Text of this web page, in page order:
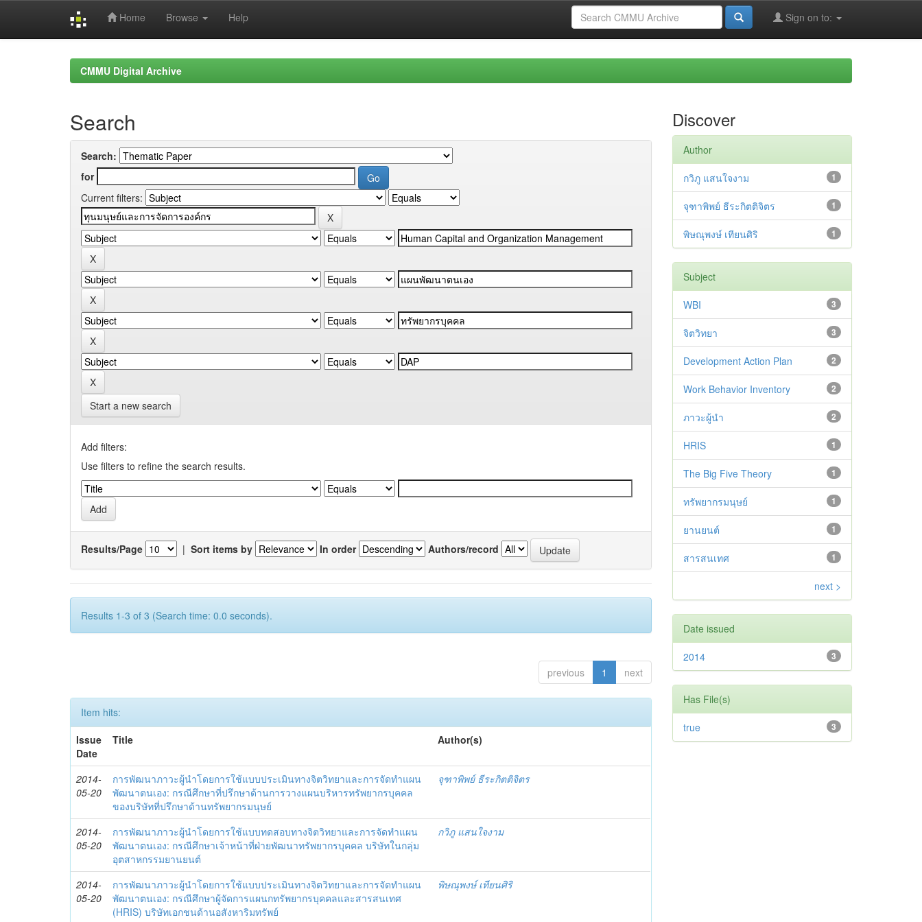
Home Browse Help Sign on to:
CMMU Digital Archive
Search
Search:
for
Current filters:
Start a new search
Add filters:
Use filters to refine the search results.
Results/Page | Sort items by In order Authors/record
Results 1-3 of 3 (Search time: 0.0 seconds).
previous 1 next
Item hits:
Issue
Date
Title Author(s)
2014-
05-20
การพัฒนาภาวะผู้นำโดยการใช้แบบประเมินทางจิตวิทยาและการจัดทำแผน
พัฒนาตนเอง: กรณีศึกษาที่ปรึกษาด้านการวางแผนบริหารทรัพยากรบุคคล
ของบริษัทที่ปรึกษาด้านทรัพยากรมนุษย์
จุฑาพิพย์ ธีระกิตติจิตร
2014-
05-20
การพัฒนาภาวะผู้นำโดยการใช้แบบทดสอบทางจิตวิทยาและการจัดทำแผน
พัฒนาตนเอง: กรณีศึกษาเจ้าหน้าที่ฝ่ายพัฒนาทรัพยากรบุคคล บริษัทในกลุ่ม
อุตสาหกรรมยานยนต์
กวิภู แสนใจงาม
2014-
05-20
การพัฒนาภาวะผู้นำโดยการใช้แบบประเมินทางจิตวิทยาและการจัดทำแผน
พัฒนาตนเอง: กรณีศึกษาผู้จัดการแผนกทรัพยากรบุคคลและสารสนเทศ
(HRIS) บริษัทเอกชนด้านอสังหาริมทรัพย์
พิษณุพงษ์ เทียนศิริ
Discover
Author
1
กวิภู แสนใจงาม
1
จุฑาพิพย์ ธีระกิตติจิตร
1
พิษณุพงษ์ เทียนศิริ
Subject
3
WBI
3
จิตวิทยา
2
Development Action Plan
2
Work Behavior Inventory
2
ภาวะผู้นำ
1
HRIS
1
The Big Five Theory
1
ทรัพยากรมนุษย์
1
ยานยนต์
1
สารสนเทศ
next >
Date issued
3
2014
Has File(s)
3
true